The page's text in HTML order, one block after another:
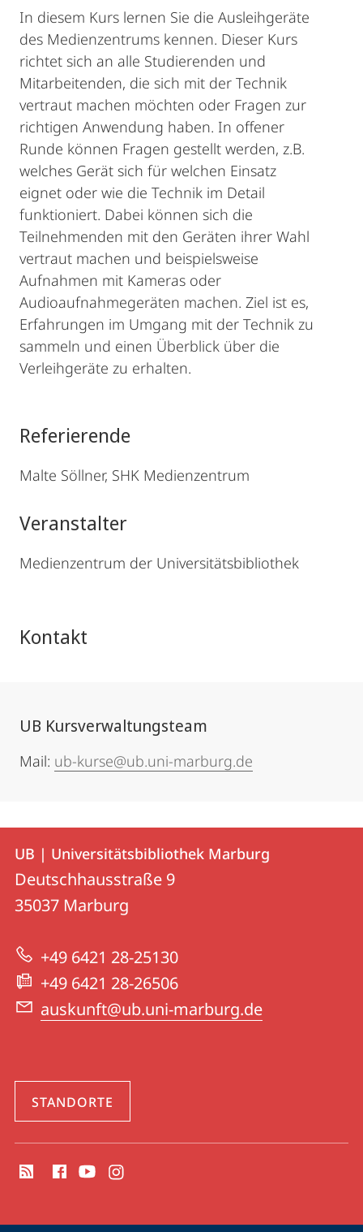
In diesem Kurs lernen Sie die Ausleihgeräte
des Medienzentrums kennen. Dieser Kurs
richtet sich an alle Studierenden und
Mitarbeitenden, die sich mit der Technik
vertraut machen möchten oder Fragen zur
richtigen Anwendung haben. In offener
Runde können Fragen gestellt werden, z.B.
welches Gerät sich für welchen Einsatz
eignet oder wie die Technik im Detail
funktioniert. Dabei können sich die
Teilnehmenden mit den Geräten ihrer Wahl
vertraut machen und beispielsweise
Aufnahmen mit Kameras oder
Audioaufnahmegeräten machen. Ziel ist es,
Erfahrungen im Umgang mit der Technik zu
sammeln und einen Überblick über die
Verleihgeräte zu erhalten.
Referierende
Malte Söllner, SHK Medienzentrum
Veranstalter
Medienzentrum der Universitätsbibliothek
Kontakt
UB Kursverwaltungsteam
Mail: ub-kurse@ub.uni-marburg.de
Kontakt
und
Informationen
zur
Website
Kontaktinformationen
UB
|
Universitätsbibliothek
Marburg
UB | Universitätsbibliothek Marburg
Deutschhausstraße 9
35037 Marburg
+49 6421 28-25130
+49 6421 28-26506
auskunft@ub.uni-marburg.de
STANDORTE
Media